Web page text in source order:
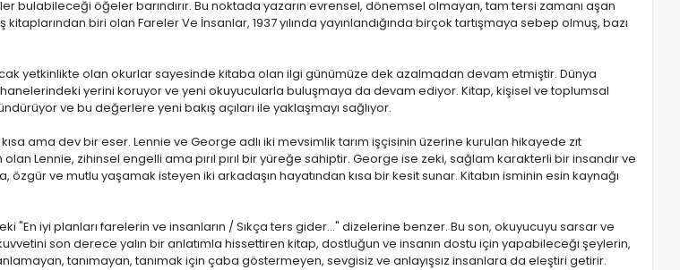
bulabileceği öğeler barındırır. Bu noktada yazarın evrensel, dönemsel olmayan, tam tersi zamanı aşan
biri olan Fareler Ve İnsanlar, 1937 yılında yayınlandığında birçok tartışmaya sebep olmuş, bazı
yetkinlikte olan okurlar sayesinde kitaba olan ilgi günümüze dek azalmadan devam etmiştir. Dünya
yerini koruyor ve yeni okuyucularla buluşmaya da devam ediyor. Kitap, kişisel ve toplumsal
ve bu değerlere yeni bakış açıları ile yaklaşmayı sağlıyor.
ama dev bir eser. Lennie ve George adlı iki mevsimlik tarım işçisinin üzerine kurulan hikayede zıt
Lennie, zihinsel engelli ama pırıl pırıl bir yüreğe sahiptir. George ise zeki, sağlam karakterli bir insandır ve
ve mutlu yaşamak isteyen iki arkadaşın hayatından kısa bir kesit sunar. Kitabın isminin esin kaynağı
"En iyi planları farelerin ve insanların / Sıkça ters gider..." dizelerine benzer. Bu son, okuyucuyu sarsar ve
son derece yalın bir anlatımla hissettiren kitap, dostluğun ve insanın dostu için yapabileceği şeylerin,
tanımayan, tanımak için çaba göstermeyen, sevgisiz ve anlayışsız insanlara da eleştiri getirir.